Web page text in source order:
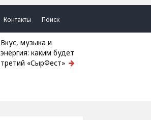
Контакты Поиск
Вкус, музыка и
энергия: каким будет
третий «СырФест»